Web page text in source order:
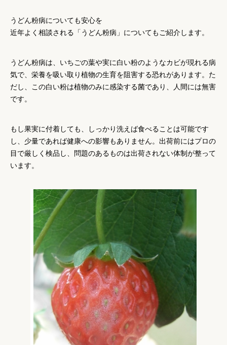
うどん粉病についても安心を
近年よく相談される「うどん粉病」についてもご紹介します。
うどん粉病は、いちごの葉や実に白い粉のようなカビが現れる病
気で、栄養を吸い取り植物の生育を阻害する恐れがあります。た
だし、この白い粉は植物のみに感染する菌であり、人間には無害
です。
もし果実に付着しても、 しっかり洗えば食べることは可能です
し、少量であれば健康への影響もありません。出荷前にはプロの
目で厳しく検品し、問題のあるものは出荷されない体制が整って
います。